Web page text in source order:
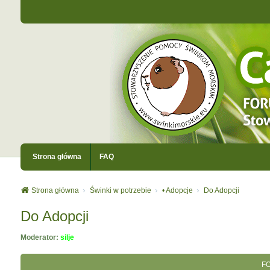
Strona główna FAQ
Strona główna Świnki w potrzebie • Adopcje Do Adopcji
Do Adopcji
Moderator: silje